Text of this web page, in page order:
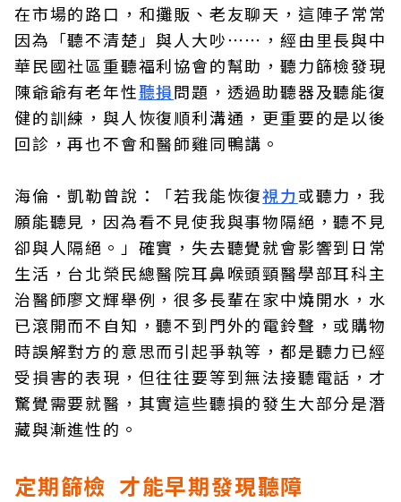
在市場的路口，和攤販、老友聊天，這陣子常常
因為「聽不清楚」與人大吵⋯⋯，經由里長與中
華民國社區重聽福利協會的幫助，聽力篩檢發現
陳爺爺有老年性聽損問題，透過助聽器及聽能復
健的訓練，與人恢復順利溝通，更重要的是以後
回診，再也不會和醫師雞同鴨講。
海倫．凱勒曾說：「若我能恢復視力或聽力，我
願能聽見，因為看不見使我與事物隔絕，聽不見
卻與人隔絕。」確實，失去聽覺就會影響到日常
生活，台北榮民總醫院耳鼻喉頭頸醫學部耳科主
治醫師廖文輝舉例，很多長輩在家中燒開水，水
已滾開而不自知，聽不到門外的電鈴聲，或購物
時誤解對方的意思而引起爭執等，都是聽力已經
受損害的表現，但往往要等到無法接聽電話，才
驚覺需要就醫，其實這些聽損的發生大部分是潛
藏與漸進性的。
定期篩檢 才能早期發現聽障